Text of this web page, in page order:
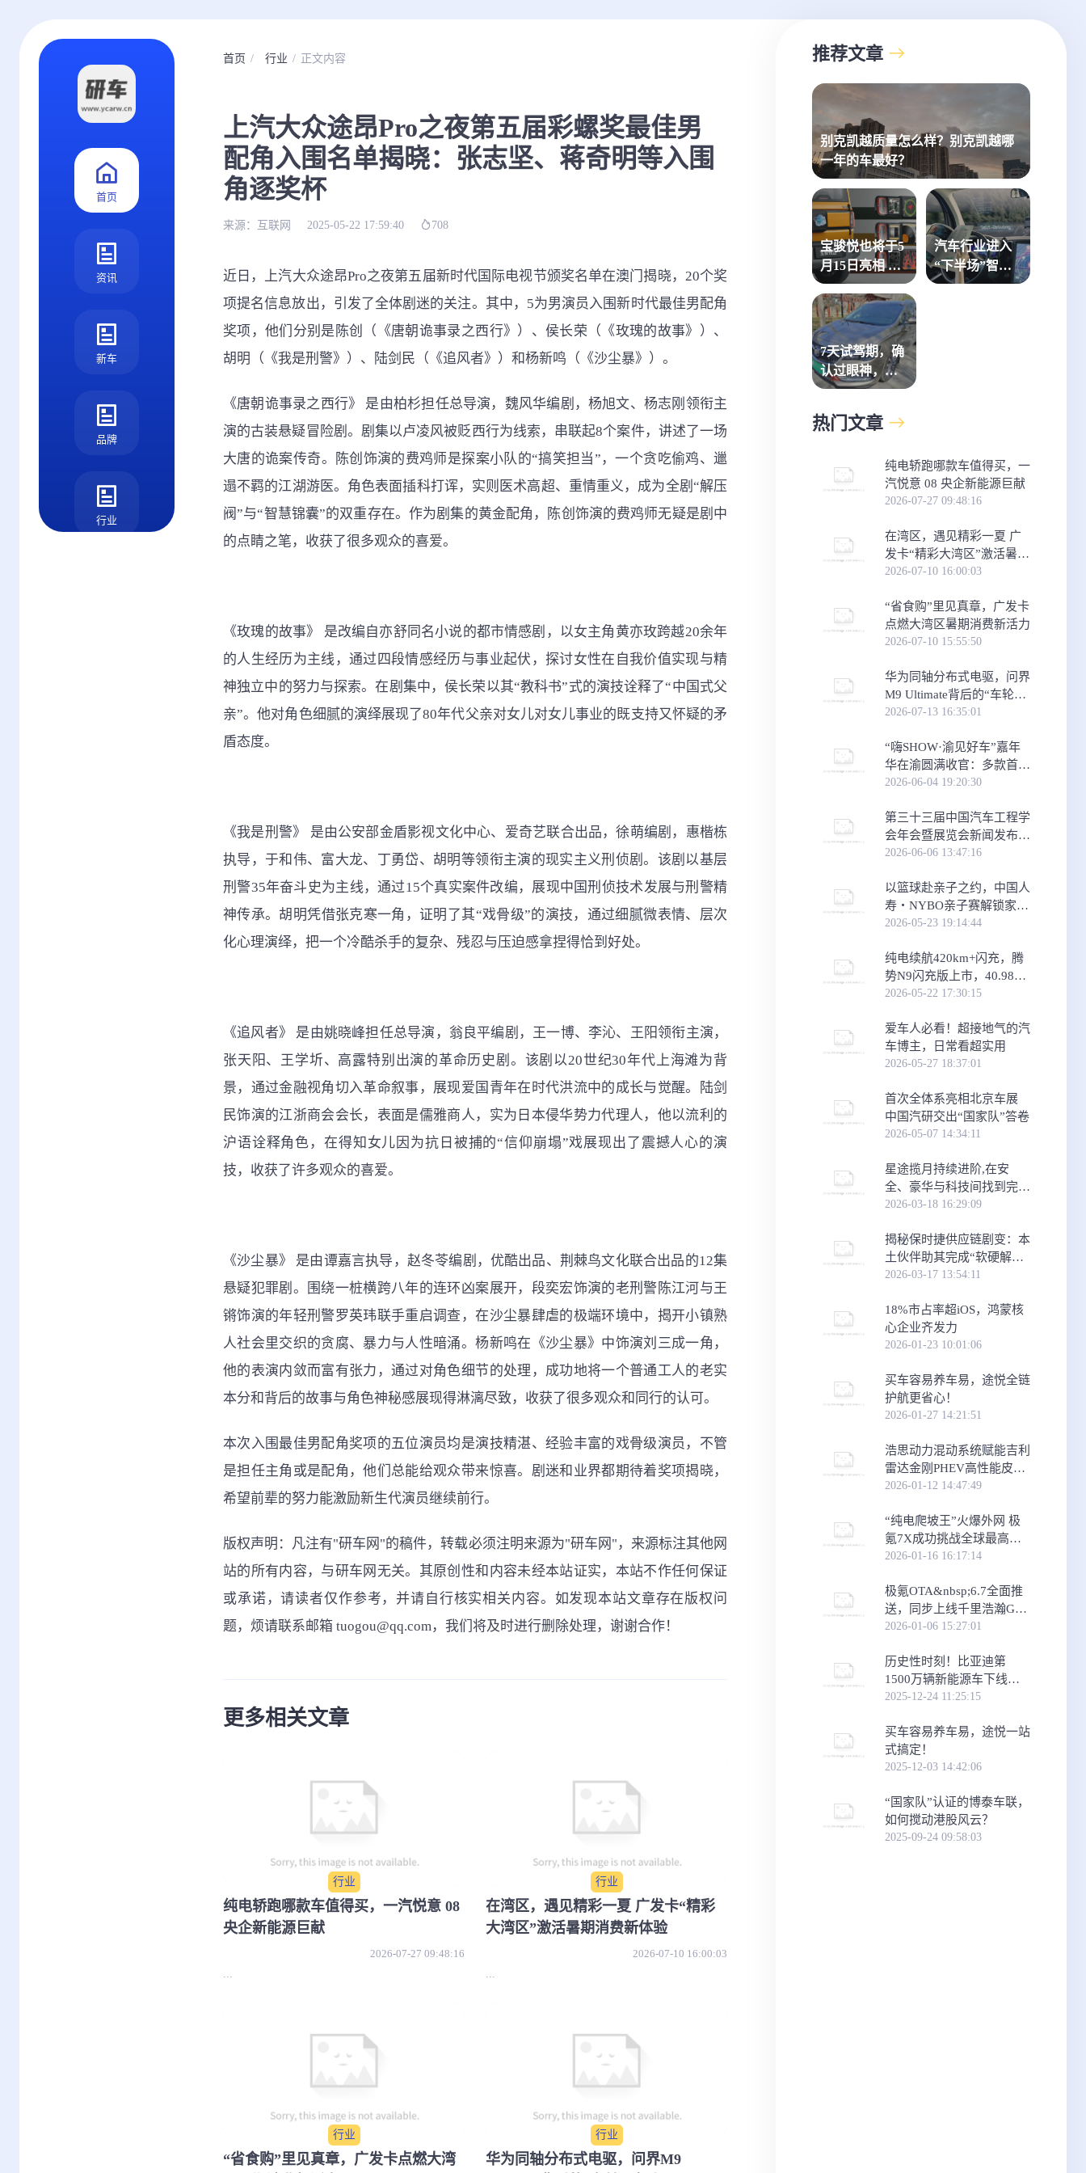
首页
资讯
新车
品牌
行业
首页 行业 正文内容
上汽大众途昂Pro之夜第五届彩螺奖最佳男
配角入围名单揭晓：张志坚、蒋奇明等入围
角逐奖杯
来源： 互联网 2025-05-22 17:59:40 708
近日，上汽大众途昂Pro之夜第五届新时代国际电视节颁奖名单在澳门揭晓，20个奖
项提名信息放出，引发了全体剧迷的关注。其中，5为男演员入围新时代最佳男配角
奖项，他们分别是陈创（《唐朝诡事录之西行》）、侯长荣（《玫瑰的故事》）、
胡明（《我是刑警》）、陆剑民（《追风者》）和杨新鸣（《沙尘暴》）。
《唐朝诡事录之西行》 是由柏杉担任总导演，魏风华编剧，杨旭文、杨志刚领衔主
演的古装悬疑冒险剧。剧集以卢凌风被贬西行为线索，串联起8个案件，讲述了一场
大唐的诡案传奇。陈创饰演的费鸡师是探案小队的“搞笑担当”，一个贪吃偷鸡、邋
遢不羁的江湖游医。角色表面插科打诨，实则医术高超、重情重义，成为全剧“解压
阀”与“智慧锦囊”的双重存在。作为剧集的黄金配角，陈创饰演的费鸡师无疑是剧中
的点睛之笔，收获了很多观众的喜爱。
《玫瑰的故事》 是改编自亦舒同名小说的都市情感剧，以女主角黄亦玫跨越20余年
的人生经历为主线，通过四段情感经历与事业起伏，探讨女性在自我价值实现与精
神独立中的努力与探索。在剧集中，侯长荣以其“教科书”式的演技诠释了“中国式父
亲”。他对角色细腻的演绎展现了80年代父亲对女儿对女儿事业的既支持又怀疑的矛
盾态度。
《我是刑警》 是由公安部金盾影视文化中心、爱奇艺联合出品，徐萌编剧，惠楷栋
执导，于和伟、富大龙、丁勇岱、胡明等领衔主演的现实主义刑侦剧。该剧以基层
刑警35年奋斗史为主线，通过15个真实案件改编，展现中国刑侦技术发展与刑警精
神传承。胡明凭借张克寒一角，证明了其“戏骨级”的演技，通过细腻微表情、层次
化心理演绎，把一个冷酷杀手的复杂、残忍与压迫感拿捏得恰到好处。
《追风者》 是由姚晓峰担任总导演，翁良平编剧，王一博、李沁、王阳领衔主演，
张天阳、王学圻、高露特别出演的革命历史剧。该剧以20世纪30年代上海滩为背
景，通过金融视角切入革命叙事，展现爱国青年在时代洪流中的成长与觉醒。陆剑
民饰演的江浙商会会长，表面是儒雅商人，实为日本侵华势力代理人，他以流利的
沪语诠释角色，在得知女儿因为抗日被捕的“信仰崩塌”戏展现出了震撼人心的演
技，收获了许多观众的喜爱。
《沙尘暴》 是由谭嘉言执导，赵冬苓编剧，优酷出品、荆棘鸟文化联合出品的12集
悬疑犯罪剧。围绕一桩横跨八年的连环凶案展开，段奕宏饰演的老刑警陈江河与王
锵饰演的年轻刑警罗英玮联手重启调查，在沙尘暴肆虐的极端环境中，揭开小镇熟
人社会里交织的贪腐、暴力与人性暗涌。杨新鸣在《沙尘暴》中饰演刘三成一角，
他的表演内敛而富有张力，通过对角色细节的处理，成功地将一个普通工人的老实
本分和背后的故事与角色神秘感展现得淋漓尽致，收获了很多观众和同行的认可。
本次入围最佳男配角奖项的五位演员均是演技精湛、经验丰富的戏骨级演员，不管
是担任主角或是配角，他们总能给观众带来惊喜。剧迷和业界都期待着奖项揭晓，
希望前辈的努力能激励新生代演员继续前行。
版权声明：凡注有"研车网"的稿件，转载必须注明来源为"研车网"，来源标注其他网
站的所有内容，与研车网无关。其原创性和内容未经本站证实，本站不作任何保证
或承诺，请读者仅作参考，并请自行核实相关内容。如发现本站文章存在版权问
题，烦请联系邮箱 tuogou@qq.com，我们将及时进行删除处理，谢谢合作！
更多相关文章
行业
纯电轿跑哪款车值得买，一汽悦意 08
央企新能源巨献
2026-07-27 09:48:16
...
行业
在湾区，遇见精彩一夏 广发卡“精彩
大湾区”激活暑期消费新体验
2026-07-10 16:00:03
...
行业
“省食购”里见真章，广发卡点燃大湾
行业
华为同轴分布式电驱，问界M9
推荐文章
别克凯越质量怎么样？别克凯越哪
一年的车最好？
宝骏悦也将于5
月15日亮相 有
望6月上市
汽车行业进入
“下半场”智能
网联和绿色低
7天试驾期，确
认过眼神，瓜
子二手车就是
热门文章
纯电轿跑哪款车值得买，一
汽悦意 08 央企新能源巨献
2026-07-27 09:48:16
在湾区，遇见精彩一夏 广
发卡“精彩大湾区”激活暑期
消费新体验
2026-07-10 16:00:03
“省食购”里见真章，广发卡
点燃大湾区暑期消费新活力
2026-07-10 15:55:50
华为同轴分布式电驱，问界
M9 Ultimate背后的“车轮思
想者”
2026-07-13 16:35:01
​“嗨SHOW·渝见好车”嘉年
华在渝圆满收官：多款首发
首秀车型，助力重庆消费
2026-06-04 19:20:30
第三十三届中国汽车工程学
会年会暨展览会新闻发布会
在京举行
2026-06-06 13:47:16
​以篮球赴亲子之约，中国人
寿・NYBO亲子赛解锁家庭
运动新场景
2026-05-23 19:14:44
纯电续航420km+闪充，腾
势N9闪充版上市，40.98万
元起
2026-05-22 17:30:15
爱车人必看！超接地气的汽
车博主，日常看超实用
2026-05-27 18:37:01
首次全体系亮相北京车展
中国汽研交出“国家队”答卷
2026-05-07 14:34:11
星途揽月持续进阶,在安
全、豪华与科技间找到完美
平衡
2026-03-18 16:29:09
​揭秘保时捷供应链剧变：本
土伙伴助其完成“软硬解耦”
关键跃迁
2026-03-17 13:54:11
18%市占率超iOS，鸿蒙核
心企业齐发力
2026-01-23 10:01:06
买车容易养车易，途悦全链
护航更省心！
2026-01-27 14:21:51
浩思动力混动系统赋能吉利
雷达金刚PHEV高性能皮卡
上市
2026-01-12 14:47:49
“纯电爬坡王”火爆外网 极
氪7X成功挑战全球最高沙
丘
2026-01-16 16:17:14
极氪OTA&nbsp;6.7全面推
送，同步上线千里浩瀚G-
ASD3新版本，智能体验更
2026-01-06 15:27:01
历史性时刻！比亚迪第
1500万辆新能源车下线，
腾势N8L第15000台成里程
2025-12-24 11:25:15
买车容易养车易，途悦一站
式搞定！
2025-12-03 14:42:06
“国家队”认证的博泰车联，
如何搅动港股风云？
2025-09-24 09:58:03